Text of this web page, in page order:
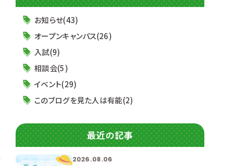
お知らせ(43)
オープンキャンパス(26)
入試(9)
相談会(5)
イベント(29)
このブログを見た人は有能(2)
最近の記事
2026.08.06